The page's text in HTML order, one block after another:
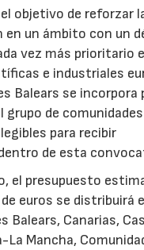
objetivo de reforzar
en un ámbito con un
vez más prioritario
e industriales
Balears se incorpora
grupo de comunidades
para recibir
de esta
el presupuesto
euros se distribuirá
Balears, Canarias,
La Mancha,